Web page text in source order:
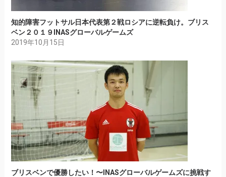
知的障害フットサル日本代表第２戦ロシアに逆転負け。ブリス
ベン２０１９INASグローバルゲームズ
2019年10月15日
ブリスベンで優勝したい！〜INASグローバルゲームズに挑戦す